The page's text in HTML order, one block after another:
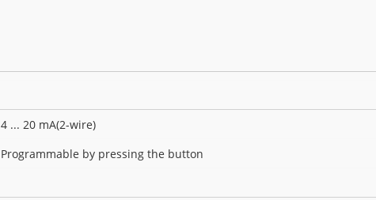
4 ... 20 mA(2-wire)
Programmable by pressing the button